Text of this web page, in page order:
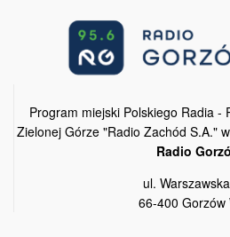
Program miejski Polskiego Radia -
Zielonej Górze "Radio Zachód S.A."
Radio
ul.
66-400 Gorzów